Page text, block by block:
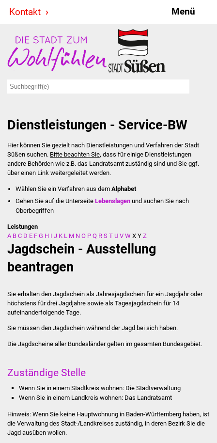
Kontakt Menü
Stadt & Politik
Bürgermeister
Ausschüsse
Ratsinformationssystem
Jugendbeirat
Summerrockfestival
Stadtverwaltung
Stellenangebote
Kontakt
FNP / Bebauungspläne
Wahlen
Dienstleistungen - Service-BW
Hier können Sie gezielt nach Dienstleistungen und Verfahren der Stadt
Süßen suchen. Bitte beachten Sie, dass für einige Dienstleistungen
andere Behörden wie z.B. das Landratsamt zuständig sind und Sie ggf.
über einen Link weitergeleitet werden.
Wählen Sie ein Verfahren aus dem Alphabet
Gehen Sie auf die UnterseiteLebenslagen und suchen Sie nach
Oberbegriffen
Leistungen
A B C D E F G H I J K L M N O P Q R S T U V W X Y Z
Jagdschein - Ausstellung
beantragen
Sie erhalten den Jagdschein als Jahresjagdschein für ein Jagdjahr oder
höchstens für drei Jagdjahre sowie als Tagesjagdschein für 14
aufeinanderfolgende Tage.
Sie müssen den Jagdschein während der Jagd bei sich haben.
Die Jagdscheine aller Bundesländer gelten im gesamten Bundesgebiet.
Zuständige Stelle
Wenn Sie in einem Stadtkreis wohnen: Die Stadtverwaltung
Wenn Sie in einem Landkreis wohnen: Das Landratsamt
Hinweis: Wenn Sie keine Hauptwohnung in Baden-Württemberg haben, ist
die Verwaltung des Stadt-/Landkreises zuständig, in deren Bezirk Sie die
Jagd ausüben wollen.